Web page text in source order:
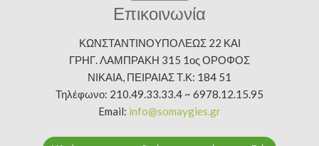
Επικοινωνία
ΚΩΝΣΤΑΝΤΙΝΟΥΠΟΛΕΩΣ 22 ΚΑΙ
ΓΡΗΓ. ΛΑΜΠΡΑΚΗ 315 1ος ΟΡΟΦΟΣ
ΝΙΚΑΙΑ, ΠΕΙΡΑΙΑΣ Τ.Κ: 184 51
Τηλέφωνο: 210.49.33.33.4 ~ 6978.12.15.95
Email: info@somaygies.gr